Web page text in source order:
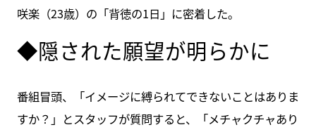
咲楽（23歳）の「背徳の1日」に密着した。
◆隠された願望が明らかに
番組冒頭、「イメージに縛られてできないことはありま
すか？」とスタッフが質問すると、「メチャクチャあり